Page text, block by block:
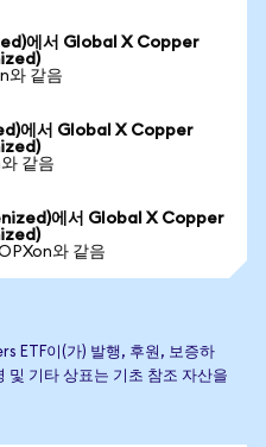
에서 Global X Copper
와 같음
에서 Global X Copper
같음
에서 Global X Copper
와 같음
ETF이(가) 발행, 후원, 보증하
및 기타 상표는 기초 참조 자산을